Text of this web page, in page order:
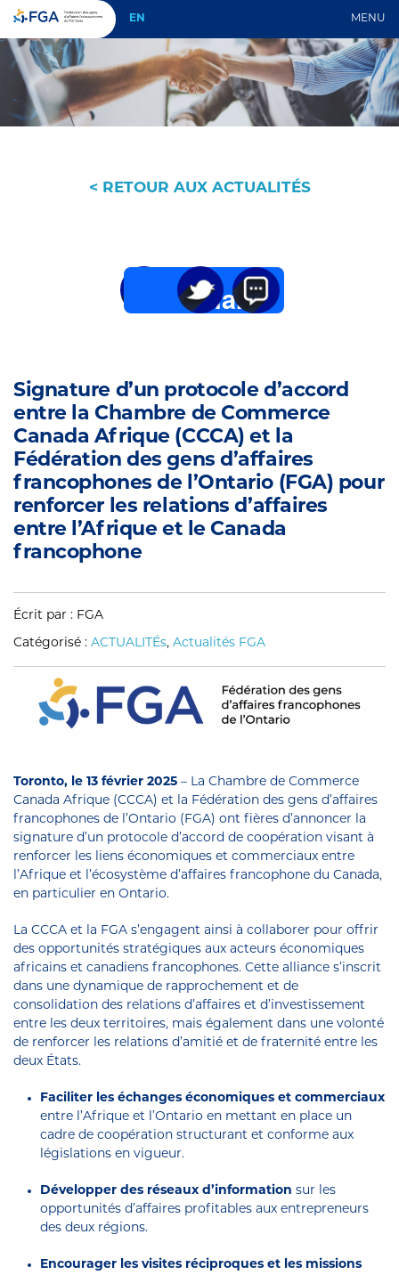
MENU
EN
< RETOUR AUX ACTUALITÉS
Share
Signature d’un protocole d’accord
entre la Chambre de Commerce
Canada Afrique (CCCA) et la
Fédération des gens d’affaires
francophones de l’Ontario (FGA) pour
renforcer les relations d’affaires
entre l’Afrique et le Canada
francophone
Écrit par : FGA
Catégorisé : ACTUALITÉs, Actualités FGA
Toronto, le 13 février 2025 – La Chambre de Commerce
Canada Afrique (CCCA) et la Fédération des gens d’affaires
francophones de l’Ontario (FGA) ont fières d’annoncer la
signature d’un protocole d’accord de coopération visant à
renforcer les liens économiques et commerciaux entre
l’Afrique et l’écosystème d’affaires francophone du Canada,
en particulier en Ontario.
La CCCA et la FGA s’engagent ainsi à collaborer pour offrir
des opportunités stratégiques aux acteurs économiques
africains et canadiens francophones. Cette alliance s’inscrit
dans une dynamique de rapprochement et de
consolidation des relations d’affaires et d’investissement
entre les deux territoires, mais également dans une volonté
de renforcer les relations d’amitié et de fraternité entre les
deux États.
Faciliter les échanges économiques et commerciaux
entre l’Afrique et l’Ontario en mettant en place un
cadre de coopération structurant et conforme aux
législations en vigueur.
Développer des réseaux d’information sur les
opportunités d’affaires profitables aux entrepreneurs
des deux régions.
Encourager les visites réciproques et les missions